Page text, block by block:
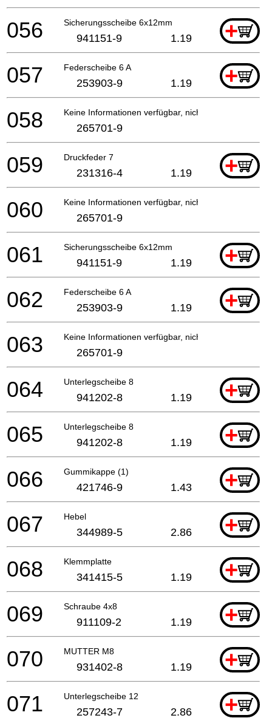
Sicherungsscheibe 6x12mm +
056 941151-9 1.19
Federscheibe 6 A +
057 253903-9 1.19
Keine Informationen verfügbar, nicht bestellbar
058 265701-9
Druckfeder 7 +
059 231316-4 1.19
Keine Informationen verfügbar, nicht bestellbar
060 265701-9
Sicherungsscheibe 6x12mm +
061 941151-9 1.19
Federscheibe 6 A +
062 253903-9 1.19
Keine Informationen verfügbar, nicht bestellbar
063 265701-9
Unterlegscheibe 8 +
064 941202-8 1.19
Unterlegscheibe 8 +
065 941202-8 1.19
Gummikappe (1) +
066 421746-9 1.43
Hebel +
067 344989-5 2.86
Klemmplatte +
068 341415-5 1.19
Schraube 4x8 +
069 911109-2 1.19
MUTTER M8 +
070 931402-8 1.19
Unterlegscheibe 12 +
071 257243-7 2.86